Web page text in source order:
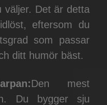
väljer. Det är detta
eftersom du
som passar
ditt humör bäst.
Den mest
Du bygger sju